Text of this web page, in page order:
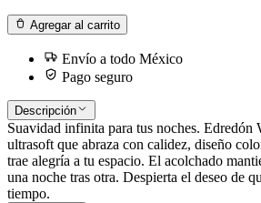
Agregar al carrito
Envío a todo México
Pago seguro
Descripción
Suavidad infinita para tus noches. Edredón
ultrasoft que abraza con calidez, diseño
trae alegría a tu espacio. El acolchado
una noche tras otra. Despierta el deseo de
tiempo.